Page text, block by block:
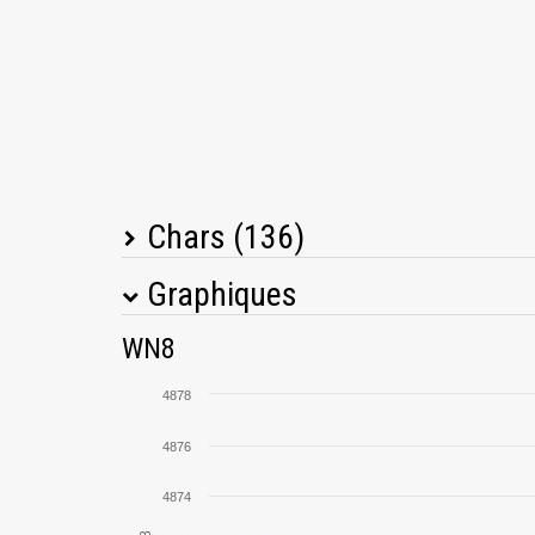
Chars (136)
Nom du char
Graphiques
WN8
4874
4876
4878